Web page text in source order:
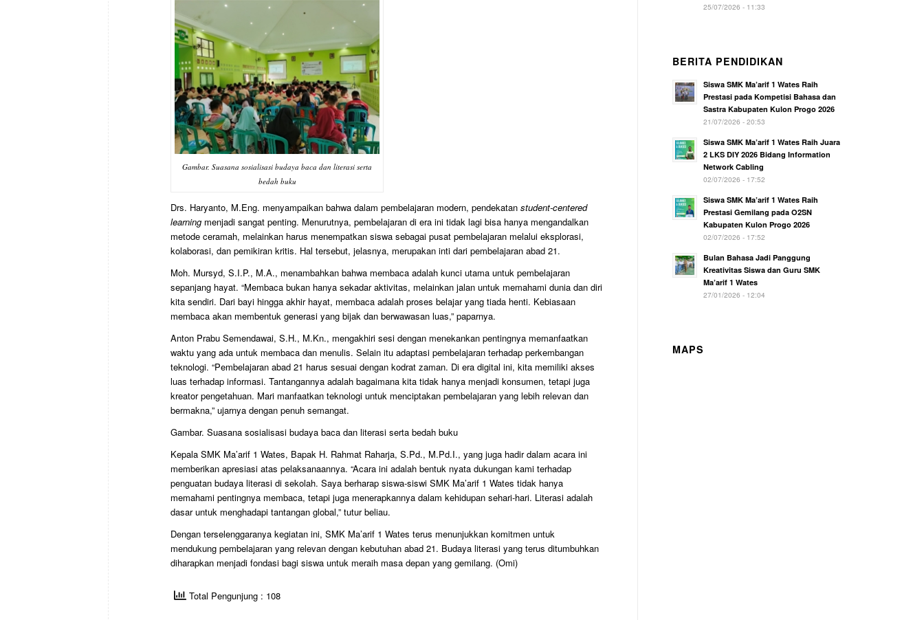
Gambar. Suasana sosialisasi budaya baca dan literasi serta
bedah buku
Drs. Haryanto, M.Eng. menyampaikan bahwa dalam pembelajaran modern, pendekatan student-centered
learning menjadi sangat penting. Menurutnya, pembelajaran di era ini tidak lagi bisa hanya mengandalkan
metode ceramah, melainkan harus menempatkan siswa sebagai pusat pembelajaran melalui eksplorasi,
kolaborasi, dan pemikiran kritis. Hal tersebut, jelasnya, merupakan inti dari pembelajaran abad 21.
Moh. Mursyd, S.I.P., M.A., menambahkan bahwa membaca adalah kunci utama untuk pembelajaran
sepanjang hayat. “Membaca bukan hanya sekadar aktivitas, melainkan jalan untuk memahami dunia dan diri
kita sendiri. Dari bayi hingga akhir hayat, membaca adalah proses belajar yang tiada henti. Kebiasaan
membaca akan membentuk generasi yang bijak dan berwawasan luas,” paparnya.
Anton Prabu Semendawai, S.H., M.Kn., mengakhiri sesi dengan menekankan pentingnya memanfaatkan
waktu yang ada untuk membaca dan menulis. Selain itu adaptasi pembelajaran terhadap perkembangan
teknologi. “Pembelajaran abad 21 harus sesuai dengan kodrat zaman. Di era digital ini, kita memiliki akses
luas terhadap informasi. Tantangannya adalah bagaimana kita tidak hanya menjadi konsumen, tetapi juga
kreator pengetahuan. Mari manfaatkan teknologi untuk menciptakan pembelajaran yang lebih relevan dan
bermakna,” ujarnya dengan penuh semangat.
Gambar. Suasana sosialisasi budaya baca dan literasi serta bedah buku
Kepala SMK Ma’arif 1 Wates, Bapak H. Rahmat Raharja, S.Pd., M.Pd.I., yang juga hadir dalam acara ini
memberikan apresiasi atas pelaksanaannya. “Acara ini adalah bentuk nyata dukungan kami terhadap
penguatan budaya literasi di sekolah. Saya berharap siswa-siswi SMK Ma’arif 1 Wates tidak hanya
memahami pentingnya membaca, tetapi juga menerapkannya dalam kehidupan sehari-hari. Literasi adalah
dasar untuk menghadapi tantangan global,” tutur beliau.
Dengan terselenggaranya kegiatan ini, SMK Ma’arif 1 Wates terus menunjukkan komitmen untuk
mendukung pembelajaran yang relevan dengan kebutuhan abad 21. Budaya literasi yang terus ditumbuhkan
diharapkan menjadi fondasi bagi siswa untuk meraih masa depan yang gemilang. (Omi)
Total Pengunjung : 108
25/07/2026 - 11:33
BERITA PENDIDIKAN
Siswa SMK Ma’arif 1 Wates Raih
Prestasi pada Kompetisi Bahasa dan
Sastra Kabupaten Kulon Progo 2026
21/07/2026 - 20:53
Siswa SMK Ma’arif 1 Wates Raih Juara
2 LKS DIY 2026 Bidang Information
Network Cabling
02/07/2026 - 17:52
Siswa SMK Ma’arif 1 Wates Raih
Prestasi Gemilang pada O2SN
Kabupaten Kulon Progo 2026
02/07/2026 - 17:52
Bulan Bahasa Jadi Panggung
Kreativitas Siswa dan Guru SMK
Ma’arif 1 Wates
27/01/2026 - 12:04
MAPS